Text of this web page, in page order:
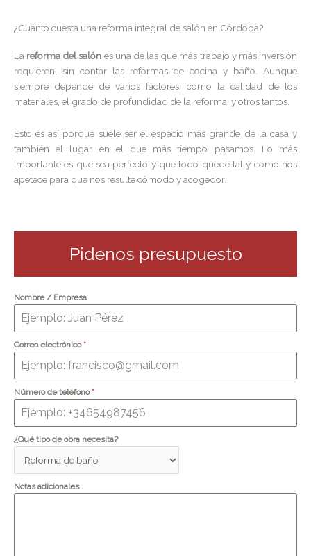
¿Cuánto cuesta una reforma integral de salón en Córdoba?
La reforma del salón es una de las que más trabajo y más inversión
requieren, sin contar las reformas de cocina y baño. Aunque
siempre depende de varios factores, como la calidad de los
materiales, el grado de profundidad de la reforma, y otros tantos.
Esto es así porque suele ser el espacio más grande de la casa y
también el lugar en el que más tiempo pasamos. Lo más
importante es que sea perfecto y que todo quede tal y como nos
apetece para que nos resulte cómodo y acogedor.
Pidenos presupuesto
Nombre / Empresa
Correo electrónico*
Número de teléfono*
¿Qué tipo de obra necesita?
Notas adicionales